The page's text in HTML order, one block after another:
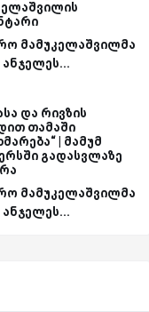
მამუკელაშვილმა
და რივზის
თამაში
| მამუმ
გადასვლაზე
მამუკელაშვილმა